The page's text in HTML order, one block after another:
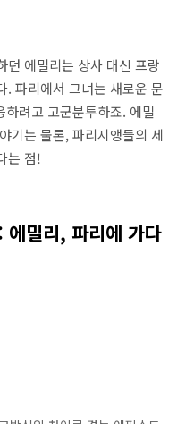
던 에밀리는 상사 대신 프랑
. 파리에서 그녀는 새로운 문
려고 고군분투하죠. 에밀
기는 물론, 파리지앵들의 세
는 점!
에밀리, 파리에 가다